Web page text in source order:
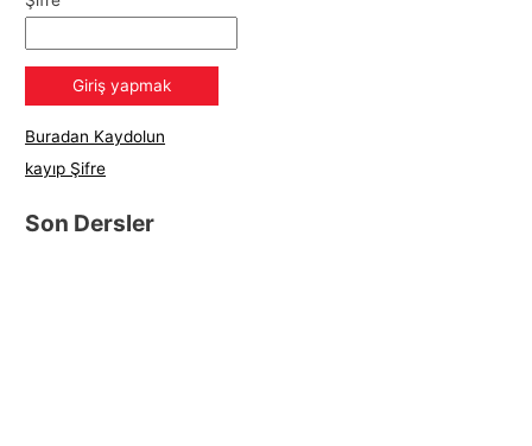
Buradan Kaydolun
kayıp Şifre
Son Dersler